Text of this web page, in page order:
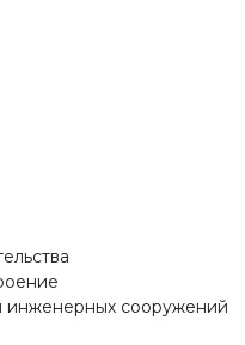
инженерных сооружений